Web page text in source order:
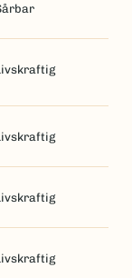
sårbar
livskraftig
livskraftig
livskraftig
livskraftig